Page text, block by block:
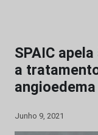
SPAIC
a
Junho 9, 2021